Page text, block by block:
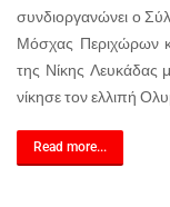
συνδιοργανώνει ο
Μόσχας Περιχώρων
της Νίκης Λευκάδας
νίκησε τον ελλιπή
Read more...